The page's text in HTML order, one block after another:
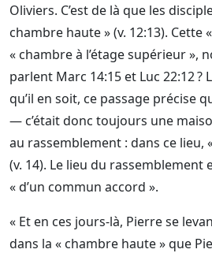
Oliviers. C’est de là que les
chambre haute » (v. 12:13).
« chambre à l’étage supérieur »,
parlent Marc 14:15 et Luc 22:12
qu’il en soit, ce passage précise
— c’était donc toujours une
au rassemblement : dans ce
(v. 14). Le lieu du
« d’un commun accord ».
« Et en ces jours-là, Pierre se
dans la « chambre haute » que